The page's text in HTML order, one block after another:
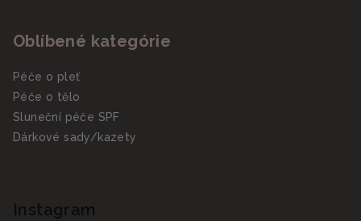
Oblíbené kategórie
Péče o pleť
Péče o tělo
Sluneční péče SPF
Dárkové sady/kazety
Instagram